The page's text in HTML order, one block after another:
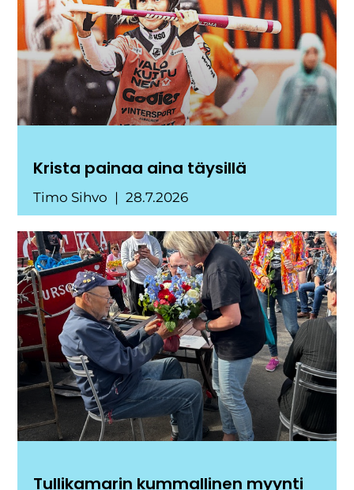
Krista painaa aina täysillä
Timo Sihvo 28.7.2026
Tullikamarin kummallinen myynti